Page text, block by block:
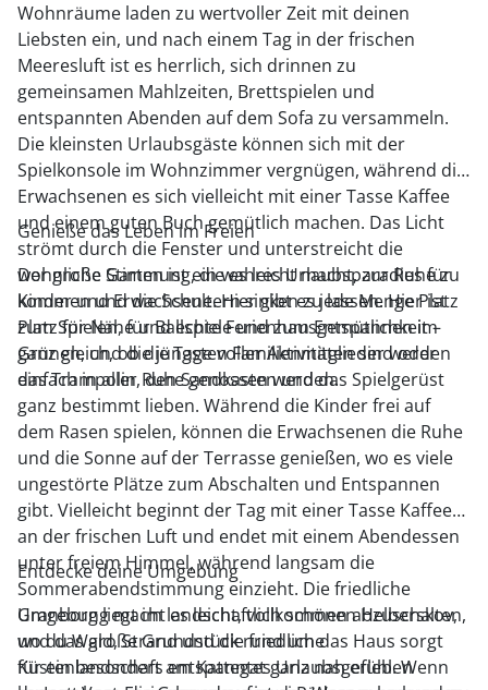
Wohnräume laden zu wertvoller Zeit mit deinen
Liebsten ein, und nach einem Tag in der frischen
Meeresluft ist es herrlich, sich drinnen zu
gemeinsamen Mahlzeiten, Brettspielen und
entspannten Abenden auf dem Sofa zu versammeln.
Die kleinsten Urlaubsgäste können sich mit der
Spielkonsole im Wohnzimmer vergnügen, während die
Erwachsenen es sich vielleicht mit einer Tasse Kaffee
und einem guten Buch gemütlich machen. Das Licht
strömt durch die Fenster und unterstreicht die
wohnliche Stimmung, die es leicht macht, zur Ruhe zu
kommen und die Schultern sinken zu lassen. Hier ist
Platz für Nähe und echte Ferienhausgemütlichkeit –
ganz gleich, ob die Tage voller Aktivitäten sind oder
einfach in aller Ruhe genossen werden.
Genieße das Leben im Freien
Der große Garten ist ein wahres Urlaubsparadies für
Kinder und Erwachsene. Hier gibt es jede Menge Platz
zum Spielen, für Ballspiele und zum Entspannen im
Grünen, und die jüngsten Familienmitglieder werden
das Trampolin, den Sandkasten und das Spielgerüst
ganz bestimmt lieben. Während die Kinder frei auf
dem Rasen spielen, können die Erwachsenen die Ruhe
und die Sonne auf der Terrasse genießen, wo es viele
ungestörte Plätze zum Abschalten und Entspannen
gibt. Vielleicht beginnt der Tag mit einer Tasse Kaffee
an der frischen Luft und endet mit einem Abendessen
unter freiem Himmel, während langsam die
Sommerabendstimmung einzieht. Die friedliche
Umgebung macht es leicht, vollkommen abzuschalten,
und das große Grundstück rund um das Haus sorgt
für ein besonders entspanntes Urlaubsgefühl. Wenn
Entdecke deine Umgebung
Granborg liegt im landschaftlich schönen Helberskov,
wo du Wald, Strand und die friedliche
Küstenlandschaft am Kattegat ganz nah erleben